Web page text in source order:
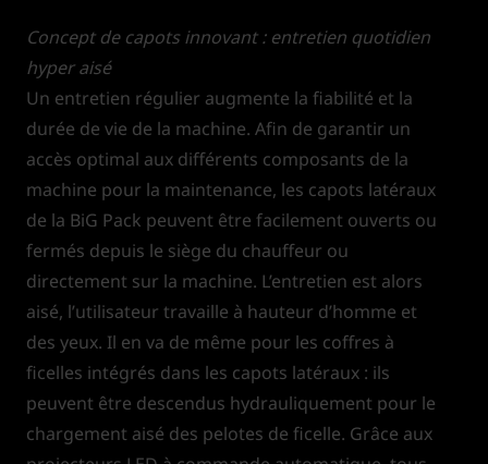
Concept de capots innovant : entretien quotidien
hyper aisé
Un entretien régulier augmente la fiabilité et la
durée de vie de la machine. Afin de garantir un
accès optimal aux différents composants de la
machine pour la maintenance, les capots latéraux
de la BiG Pack peuvent être facilement ouverts ou
fermés depuis le siège du chauffeur ou
directement sur la machine. L’entretien est alors
aisé, l’utilisateur travaille à hauteur d’homme et
des yeux. Il en va de même pour les coffres à
ficelles intégrés dans les capots latéraux : ils
peuvent être descendus hydrauliquement pour le
chargement aisé des pelotes de ficelle. Grâce aux